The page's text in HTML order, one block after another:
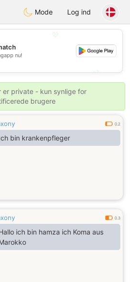
Handi Space
Mode Log ind
💕
nu!
er private - kun synlige for
brugere
0.2
bin krankenpfleger
0.3
ich bin hamza ich Koma aus